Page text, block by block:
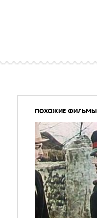
ПОХОЖИЕ ФИЛЬМЫ